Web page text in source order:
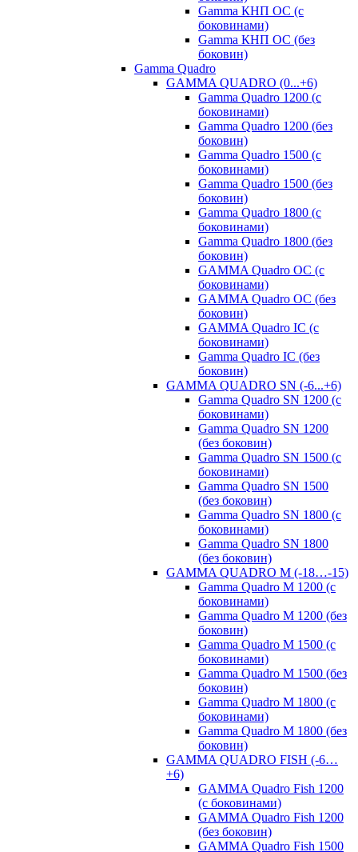
Gamma КНП OC (c
боковинами)
Gamma КНП OC (без
боковин)
Gamma Quadro
GAMMA QUADRO (0...+6)
Gamma Quadro 1200 (с
боковинами)
Gamma Quadro 1200 (без
боковин)
Gamma Quadro 1500 (с
боковинами)
Gamma Quadro 1500 (без
боковин)
Gamma Quadro 1800 (с
боковинами)
Gamma Quadro 1800 (без
боковин)
GAMMA Quadro OC (с
боковинами)
GAMMA Quadro OC (без
боковин)
GAMMA Quadro IC (с
боковинами)
Gamma Quadro IC (без
боковин)
GAMMA QUADRO SN (-6...+6)
Gamma Quadro SN 1200 (с
боковинами)
Gamma Quadro SN 1200
(без боковин)
Gamma Quadro SN 1500 (с
боковинами)
Gamma Quadro SN 1500
(без боковин)
Gamma Quadro SN 1800 (с
боковинами)
Gamma Quadro SN 1800
(без боковин)
GAMMA QUADRO M (-18…-15)
Gamma Quadro M 1200 (с
боковинами)
Gamma Quadro M 1200 (без
боковин)
Gamma Quadro M 1500 (с
боковинами)
Gamma Quadro M 1500 (без
боковин)
Gamma Quadro M 1800 (с
боковинами)
Gamma Quadro M 1800 (без
боковин)
GAMMA QUADRO FISH (-6…
+6)
GAMMA Quadro Fish 1200
(с боковинами)
GAMMA Quadro Fish 1200
(без боковин)
GAMMA Quadro Fish 1500